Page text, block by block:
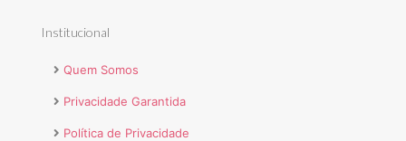
Institucional
Quem Somos
Privacidade Garantida
Política de Privacidade